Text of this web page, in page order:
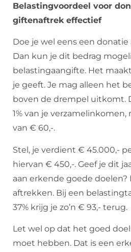
Belastingvoordeel voor
giftenaftrek effectief
Doe je wel eens een
Dan kun je dit bedrag
belastingaangifte. Het
je geeft. Je mag alleen het
boven de drempel uitkomt.
1% van je
van € 60,-.
Stel, je verdient € 45.000,-
hiervan € 450,-. Geef je dit
aan erkende goede doelen?
aftrekken. Bij een
37% krijg je zo’n € 93,- terug.
Let wel op dat het goed
moet hebben. Dat is een